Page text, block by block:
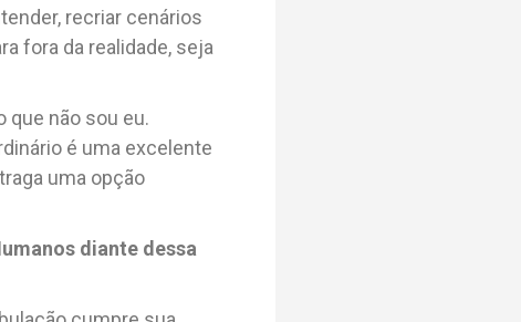
recriar cenários
fora da realidade, seja
que não sou eu.
é uma excelente
uma opção
diante dessa